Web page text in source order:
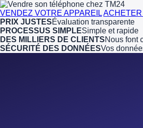
VENDEZ VOTRE APPAREIL
PRIX JUSTESÉvaluation transparente
PROCESSUS SIMPLESimple et rapide
DES MILLIERS DE CLIENTSNous font
SÉCURITÉ DES DONNÉESVos